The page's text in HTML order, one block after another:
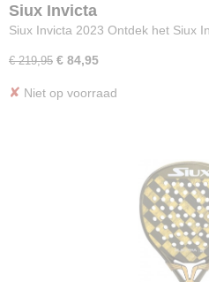
Siux Invicta
Siux Invicta 2023 Ontdek het Siux
€ 219,95 € 84,95
✘ Niet op voorraad